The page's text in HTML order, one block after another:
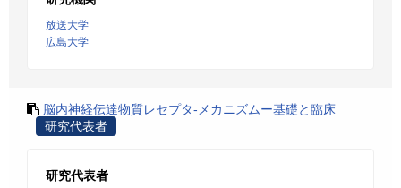
放送大学
広島大学
脳内神経伝達物質レセプタ-メカニズムー基礎と臨床
研究代表者
研究代表者